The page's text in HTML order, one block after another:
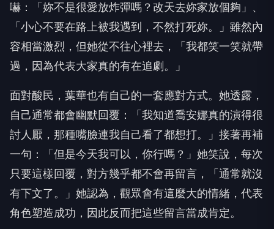
容相當激烈，但她從不往心裡去，「我都笑一笑就帶
過，因為代表大家真的有在追劇。」
面對酸民，葉華也有自己的一套應對方式。她透露，
自己通常都會幽默回覆：「我知道喬安娜真的演得很
討人厭，那種嘴臉連我自己看了都想打。」接著再補
一句：「但是今天我可以，你行嗎？」她笑說，每次
只要這樣回覆，對方幾乎都不會再留言，「通常就沒
有下文了。」她認為，觀眾會有這麼大的情緒，代表
角色塑造成功，因此反而把這些留言當成肯定。